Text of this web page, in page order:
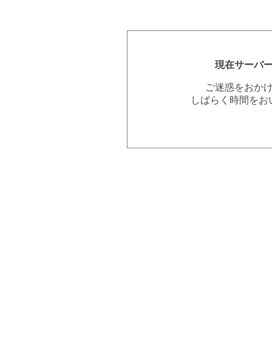
現在サーバ
ご迷惑をおか
しばらく時間を